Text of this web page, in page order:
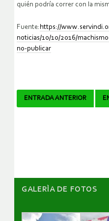
quién podría correr con la
Fuente: https://
noticias/10/10/2016/
no-publicar
Navegador
ENTRADA ANTERIOR
GALERÌA DE FOTOS